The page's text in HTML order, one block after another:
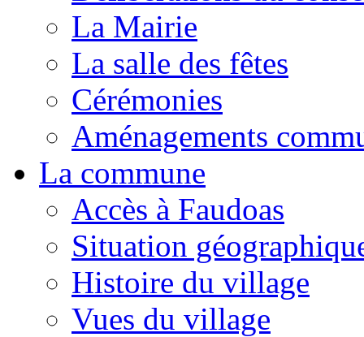
La Mairie
La salle des fêtes
Cérémonies
Aménagements
La commune
Accès à Faudoas
Situation
Histoire du village
Vues du village